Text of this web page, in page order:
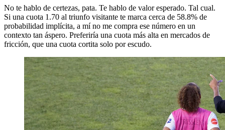
No te hablo de certezas, pata. Te hablo de valor esperado. Tal cual.
Si una cuota 1.70 al triunfo visitante te marca cerca de 58.8% de
probabilidad implícita, a mí no me compra ese número en un
contexto tan áspero. Preferiría una cuota más alta en mercados de
fricción, que una cuota cortita solo por escudo.